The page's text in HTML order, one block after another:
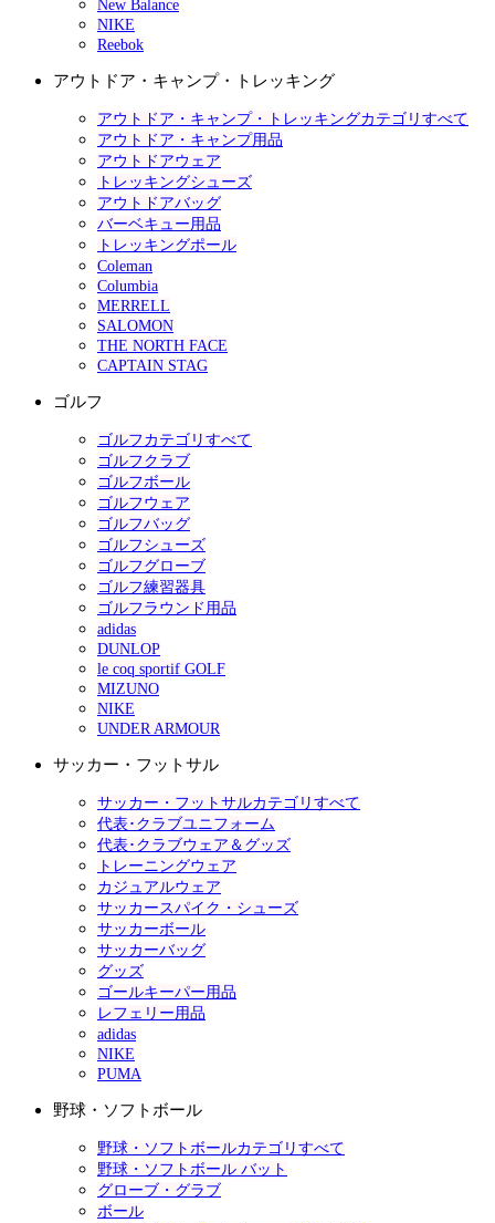
New Balance
NIKE
Reebok
アウトドア・キャンプ・トレッキング
アウトドア・キャンプ・トレッキングカテゴリすべて
アウトドア・キャンプ用品
アウトドアウェア
トレッキングシューズ
アウトドアバッグ
バーベキュー用品
トレッキングポール
Coleman
Columbia
MERRELL
SALOMON
THE NORTH FACE
CAPTAIN STAG
ゴルフ
ゴルフカテゴリすべて
ゴルフクラブ
ゴルフボール
ゴルフウェア
ゴルフバッグ
ゴルフシューズ
ゴルフグローブ
ゴルフ練習器具
ゴルフラウンド用品
adidas
DUNLOP
le coq sportif GOLF
MIZUNO
NIKE
UNDER ARMOUR
サッカー・フットサル
サッカー・フットサルカテゴリすべて
代表･クラブユニフォーム
代表･クラブウェア＆グッズ
トレーニングウェア
カジュアルウェア
サッカースパイク・シューズ
サッカーボール
サッカーバッグ
グッズ
ゴールキーパー用品
レフェリー用品
adidas
NIKE
PUMA
野球・ソフトボール
野球・ソフトボールカテゴリすべて
野球・ソフトボール バット
グローブ・グラブ
ボール